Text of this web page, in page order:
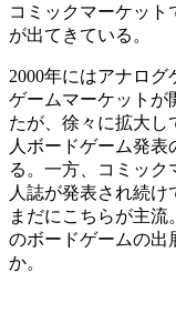
コミックマーケッ
が出てきている。
2000年にはアナロ
ゲームマーケットが
たが、徐々に拡大し
人ボードゲーム発
る。一方、コミック
人誌が発表され続け
まだにこちらが主
のボードゲームの出
か。